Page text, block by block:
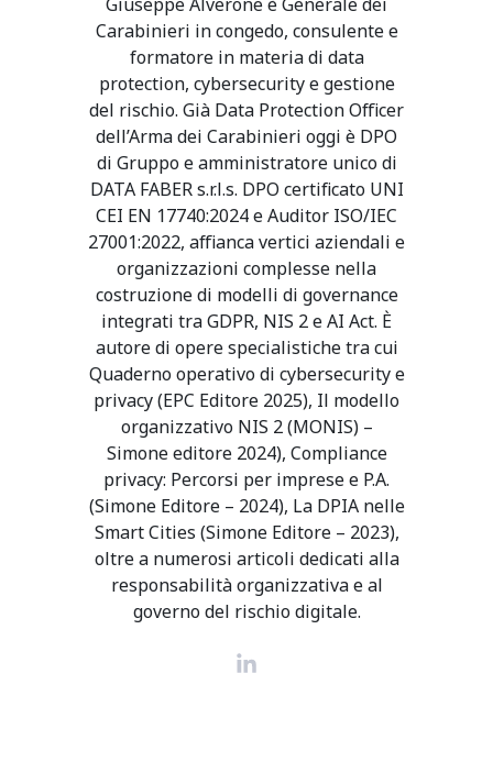
Giuseppe Alverone è Generale dei
Carabinieri in congedo, consulente e
formatore in materia di data
protection, cybersecurity e gestione
del rischio. Già Data Protection Officer
dell’Arma dei Carabinieri oggi è DPO
di Gruppo e amministratore unico di
DATA FABER s.r.l.s. DPO certificato UNI
CEI EN 17740:2024 e Auditor ISO/IEC
27001:2022, affianca vertici aziendali e
organizzazioni complesse nella
costruzione di modelli di governance
integrati tra GDPR, NIS 2 e AI Act. È
autore di opere specialistiche tra cui
Quaderno operativo di cybersecurity e
privacy (EPC Editore 2025), Il modello
organizzativo NIS 2 (MONIS) –
Simone editore 2024), Compliance
privacy: Percorsi per imprese e P.A.
(Simone Editore – 2024), La DPIA nelle
Smart Cities (Simone Editore – 2023),
oltre a numerosi articoli dedicati alla
responsabilità organizzativa e al
governo del rischio digitale.